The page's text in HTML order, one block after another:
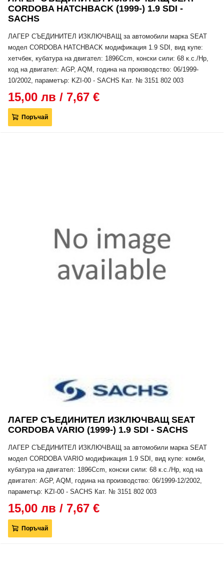
CORDOBA HATCHBACK (1999-) 1.9 SDI -
SACHS
ЛАГЕР СЪЕДИНИТЕЛ ИЗКЛЮЧВАЩ за автомобили марка SEAT
модел CORDOBA HATCHBACK модификация 1.9 SDI, вид купе:
хетчбек, кубатура на двигател: 1896Ccm, конски сили: 68 к.с./Hp,
код на двигател: AGP, AQM, година на производство: 06/1999-
10/2002, параметър: KZI-00 - SACHS Кат. № 3151 802 003
15,00 лв / 7,67 €
Поръчай
ЛАГЕР СЪЕДИНИТЕЛ ИЗКЛЮЧВАЩ SEAT
CORDOBA VARIO (1999-) 1.9 SDI - SACHS
ЛАГЕР СЪЕДИНИТЕЛ ИЗКЛЮЧВАЩ за автомобили марка SEAT
модел CORDOBA VARIO модификация 1.9 SDI, вид купе: комби,
кубатура на двигател: 1896Ccm, конски сили: 68 к.с./Hp, код на
двигател: AGP, AQM, година на производство: 06/1999-12/2002,
параметър: KZI-00 - SACHS Кат. № 3151 802 003
15,00 лв / 7,67 €
Поръчай